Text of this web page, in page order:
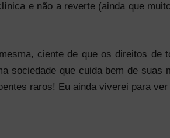
e não a reverte (ainda que
ciente de que os direitos de
sociedade que cuida bem de suas
raros! Eu ainda viverei para ver